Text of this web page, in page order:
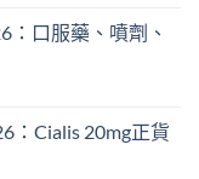
：口服藥、噴劑、
：Cialis 20mg正貨